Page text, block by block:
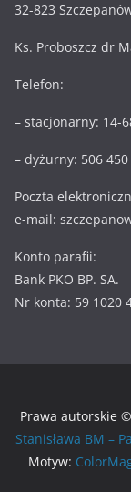
32-823
Ks. Proboszcz dr
Telefon:
– stacjonarny: 14-
– dyżurny: 506
Poczta
e-mail:
Konto parafii:
Bank PKO BP. SA.
Nr konta: 59 1020
Prawa autorskie
Stanisława BM –
Motyw: